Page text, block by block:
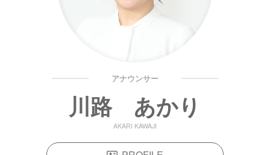
アナウンサー
川路 あかり
AKARI KAWAJI